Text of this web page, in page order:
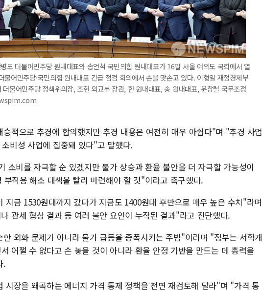
도 더불어민주당 원내대표와 송언석 국민의힘 원내대표가 16일 서울 여의도 국회에서 열
불어민주당·국민의힘 원내대표 긴급 점검 회의에서 손을 맞손고 있다. 이형일 재정경제부
불어민주당 정책위의장, 조현 외교부 장관, 한 원내대표, 송 원내대표, 윤창렬 국무조정
적으로 추경에 합의했지만 추경 내용은 여전히 매우 아쉽다"며 "추경 사업
비성 사업에 집중돼 있다"고 말했다.
소비를 자극할 순 있겠지만 물가 상승과 환율 불안을 더 자극할 가능성이
작용 해소 대책을 빨리 마련해야 할 것"이라고 촉구했다.
지금 1530원대까지 갔다가 지금도 1400원대 후반으로 매우 높은 수치"라며
관세 협상 결과 등 여러 불안 요인이 누적된 결과"라고 진단했다.
외화 문제가 아니라 물가 급등을 증폭시키는 주범"이라며 "정부는 서학개
어쩔 수 없다고 손 놓을 것이 아니라 환율 안정 기반을 만드는 데 총력을
.
시장을 왜곡하는 에너지 가격 통제 정책을 전면 재검토해 달라"며 "가격 통